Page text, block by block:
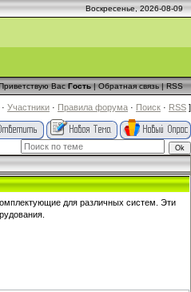
Воскресенье, 2026-08-09
Вас Гость|Обратная связь|RSS
· Участники · Правила форума · Поиск · RSS ]
для различных систем. Эти